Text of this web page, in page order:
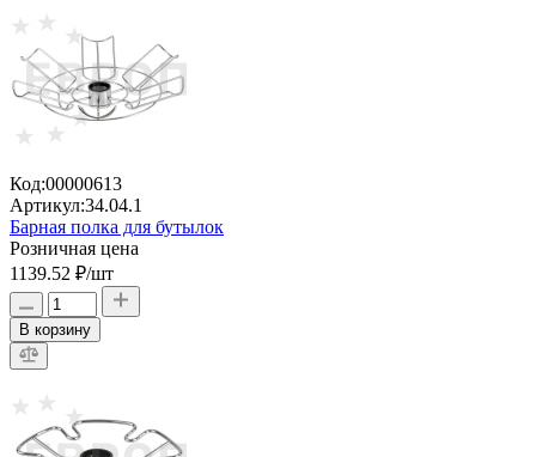
Код:00000613
Артикул:34.04.1
Барная полка для бутылок
Розничная цена
1139.52 ₽/шт
В корзину